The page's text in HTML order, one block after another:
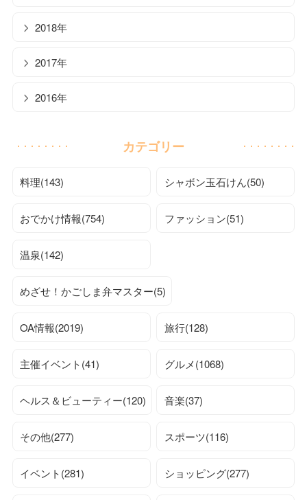
2018年
2017年
2016年
カテゴリー
料理(143) シャボン玉石けん(50)
おでかけ情報(754) ファッション(51)
温泉(142)
めざせ！かごしま弁マスター(5)
OA情報(2019) 旅行(128)
主催イベント(41) グルメ(1068)
ヘルス＆ビューティー(120) 音楽(37)
その他(277) スポーツ(116)
イベント(281) ショッピング(277)